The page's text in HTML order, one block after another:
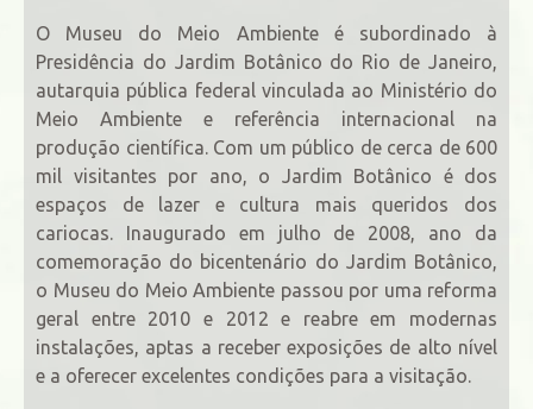
O Museu do Meio Ambiente é subordinado à
Presidência do Jardim Botânico do Rio de Janeiro,
autarquia pública federal vinculada ao Ministério do
Meio Ambiente e referência internacional na
produção científica. Com um público de cerca de 600
mil visitantes por ano, o Jardim Botânico é dos
espaços de lazer e cultura mais queridos dos
cariocas. Inaugurado em julho de 2008, ano da
comemoração do bicentenário do Jardim Botânico,
o Museu do Meio Ambiente passou por uma reforma
geral entre 2010 e 2012 e reabre em modernas
instalações, aptas a receber exposições de alto nível
e a oferecer excelentes condições para a visitação.